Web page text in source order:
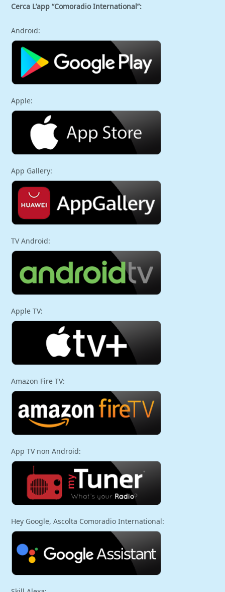
Cerca L’app “Comoradio International”:
Android:
Apple:
App Gallery:
TV Android:
Apple TV:
Amazon Fire TV:
App TV non Android:
Hey Google, Ascolta Comoradio International: